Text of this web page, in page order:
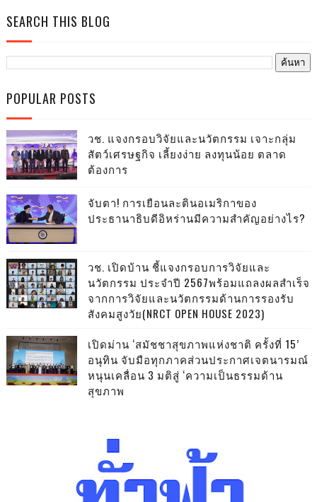
SEARCH THIS BLOG
POPULAR POSTS
วช. แจงกรอบวิจัยและนวัตกรรม เจาะกลุ่ม
สัตว์เศรษฐกิจ เลี้ยงง่าย ลงทุนน้อย ตลาด
ต้องการ
จับตา! การเยือนละตินอเมริกาของ
ประธานาธิบดีอิหร่านมีความสำคัญอย่างไร?
วช. เปิดบ้าน ชี้แจงกรอบการวิจัยและ
นวัตกรรม ประจำปี 2567พร้อมแถลงผลสำเร็จ
จากการวิจัยและนวัตกรรมด้านการรองรับ
สังคมสูงวัย(NRCT OPEN HOUSE 2023)
เปิดม่าน ‘สมัชชาสุขภาพแห่งชาติ ครั้งที่ 15’
อนุทิน จับมือทุกภาคส่วนประกาศเจตนารมณ์
หนุนเคลื่อน 3 มติสู่ ‘ความเป็นธรรมด้าน
สุขภาพ